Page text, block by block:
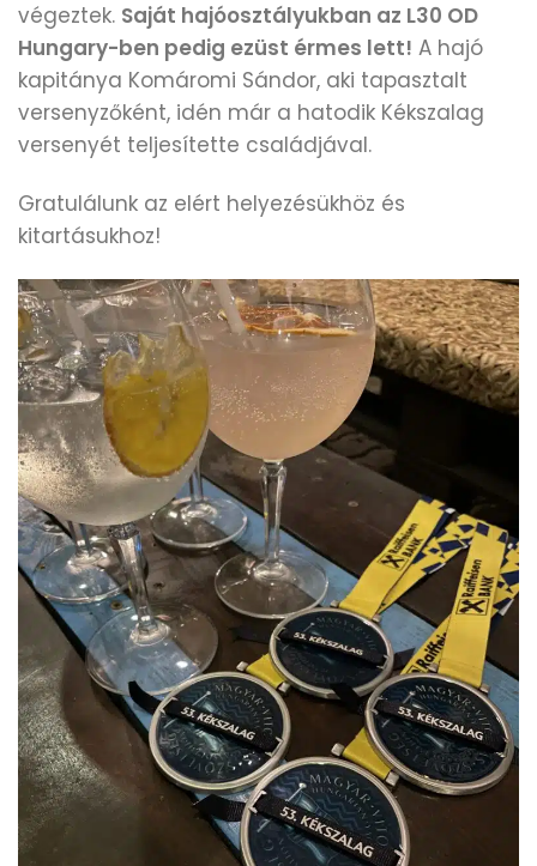
végeztek. Saját hajóosztályukban az L30 OD
Hungary-ben pedig ezüst érmes lett! A hajó
kapitánya Komáromi Sándor, aki tapasztalt
versenyzőként, idén már a hatodik Kékszalag
versenyét teljesítette családjával.
Gratulálunk az elért helyezésükhöz és
kitartásukhoz!